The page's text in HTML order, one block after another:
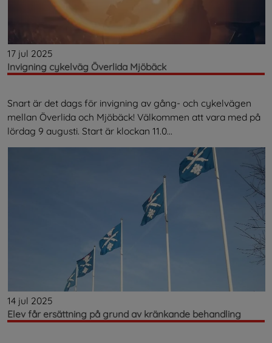
17 jul 2025
Invigning cykelväg Överlida Mjöbäck
Snart är det dags för invigning av gång- och cykelvägen
mellan Överlida och Mjöbäck! Välkommen att vara med på
lördag 9 augusti. Start är klockan 11.0...
14 jul 2025
Elev får ersättning på grund av kränkande behandling